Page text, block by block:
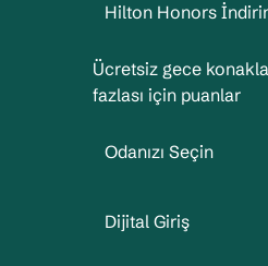
Hilton Honors
Ücretsiz gece
fazlası için puanlar
Odanızı Seçin
Dijital Giriş